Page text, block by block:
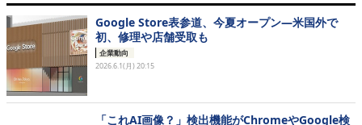
Google Store表参道、今夏オープン―米国外で
初、修理や店舗受取も
企業動向
2026.6.1(月) 20:15
「これAI画像？」検出機能がChromeやGoogle検